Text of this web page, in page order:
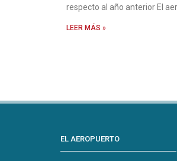
respecto al año anterior El
LEER MÁS »
EL AEROPUERTO